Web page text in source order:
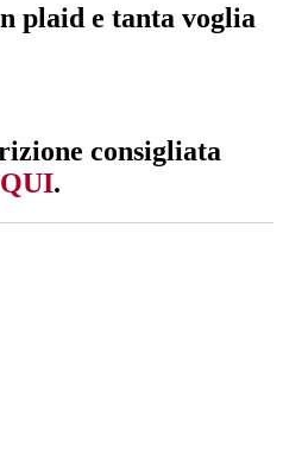
plaid e tanta voglia
consigliata
QUI.